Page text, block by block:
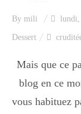
By mili
Dessert
Mais que ce
blog en ce
vous habituez